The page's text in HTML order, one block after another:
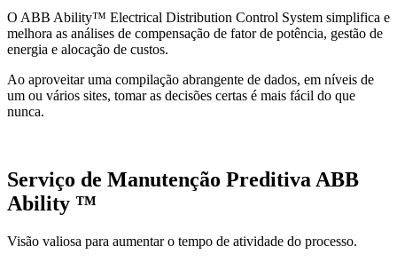
O ABB Ability™ Electrical Distribution Control System simplifica e
melhora as análises de compensação de fator de potência, gestão de
energia e alocação de custos.
Ao aproveitar uma compilação abrangente de dados, em níveis de
um ou vários sites, tomar as decisões certas é mais fácil do que
nunca.
Serviço de Manutenção Preditiva ABB
Ability ™
Visão valiosa para aumentar o tempo de atividade do processo.